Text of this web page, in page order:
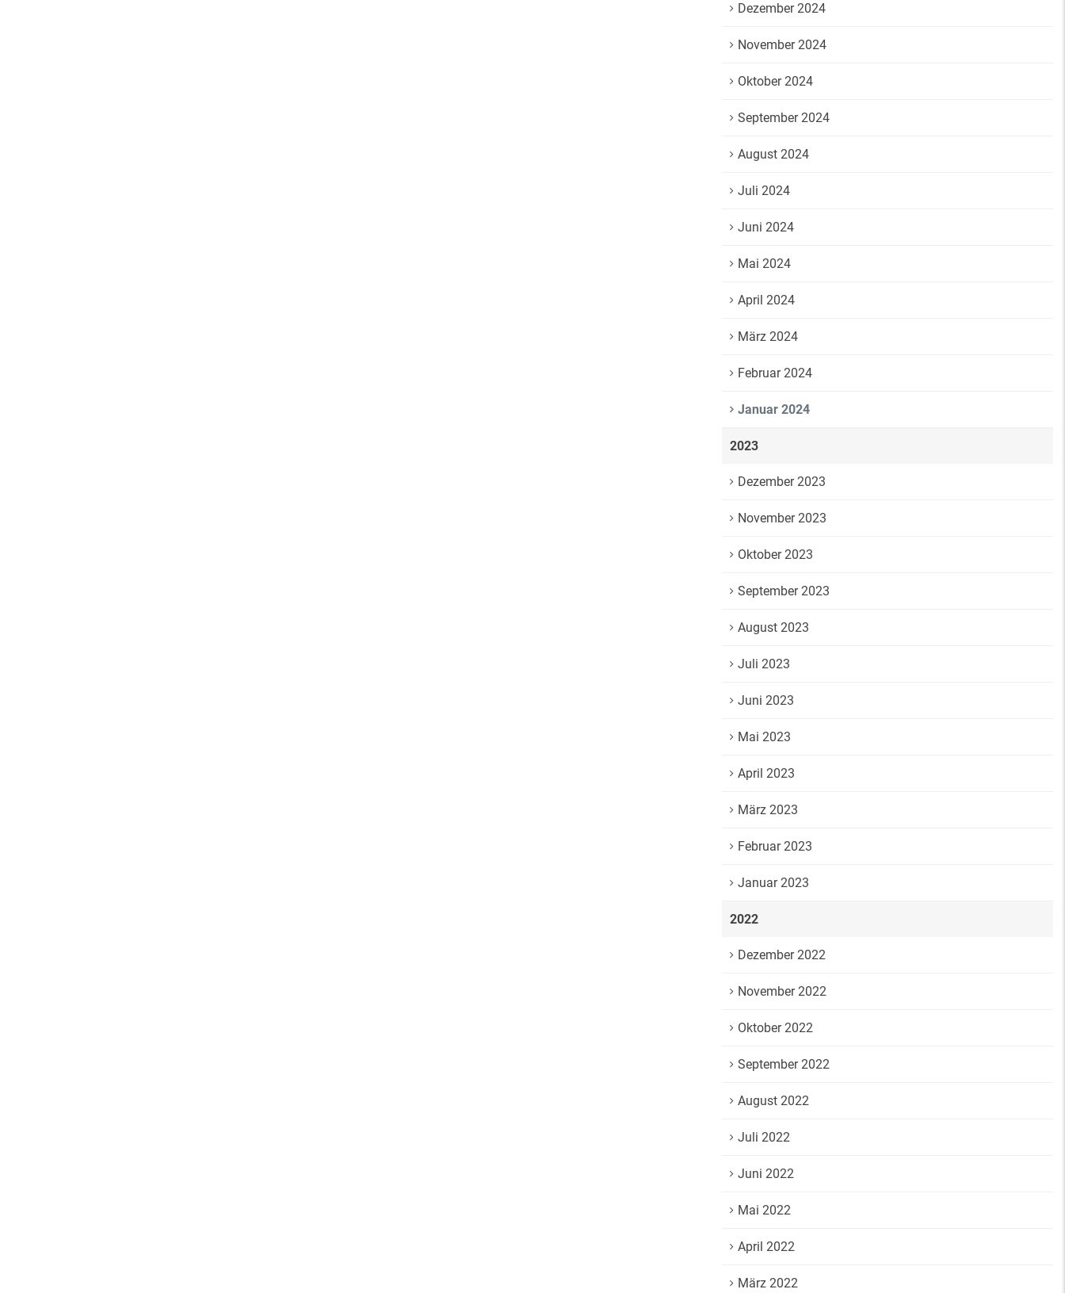
Dezember 2024
November 2024
Oktober 2024
September 2024
August 2024
Juli 2024
Juni 2024
Mai 2024
April 2024
März 2024
Februar 2024
Januar 2024
2023
Dezember 2023
November 2023
Oktober 2023
September 2023
August 2023
Juli 2023
Juni 2023
Mai 2023
April 2023
März 2023
Februar 2023
Januar 2023
2022
Dezember 2022
November 2022
Oktober 2022
September 2022
August 2022
Juli 2022
Juni 2022
Mai 2022
April 2022
März 2022